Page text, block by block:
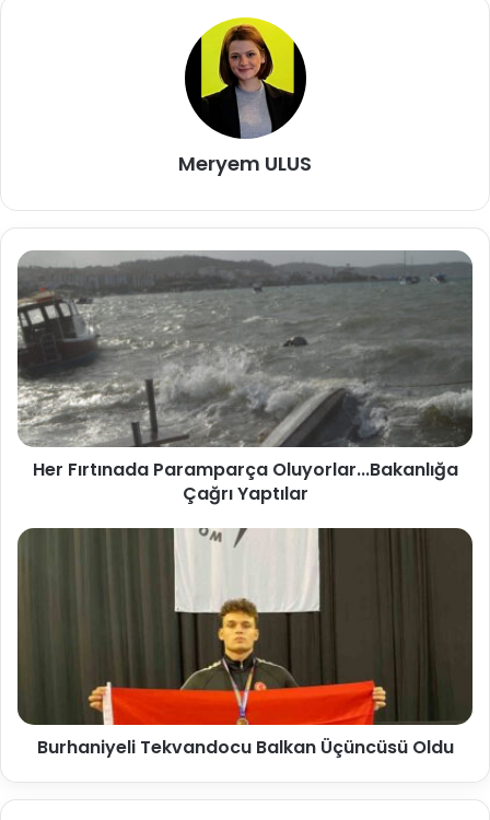
Meryem ULUS
Her Fırtınada Paramparça Oluyorlar...Bakanlığa
Çağrı Yaptılar
Burhaniyeli Tekvandocu Balkan Üçüncüsü Oldu